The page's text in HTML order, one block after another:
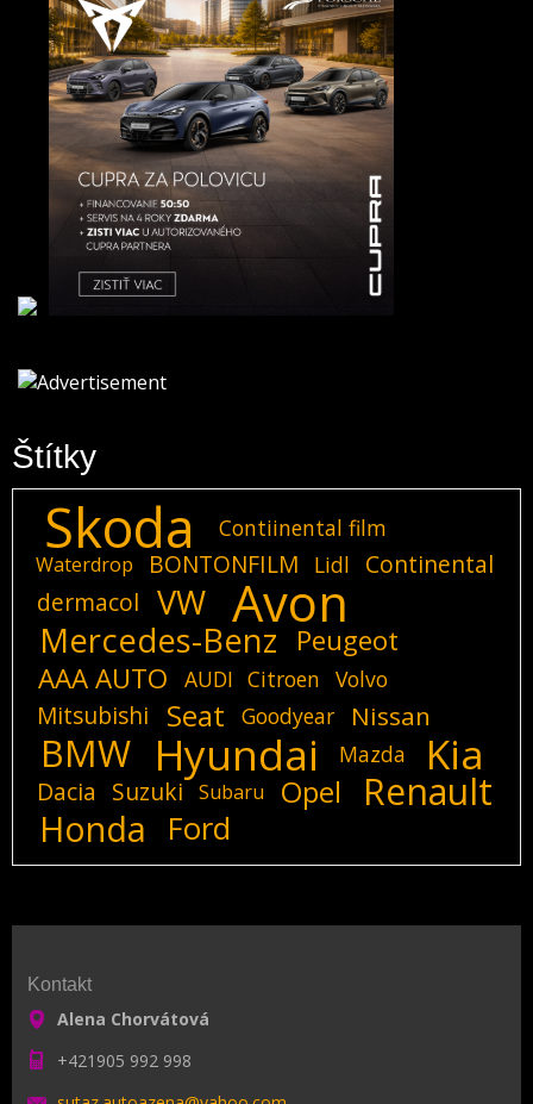
Štítky
Skoda Contiinental film
Waterdrop BONTONFILM Lidl
Continental
dermacol
VW Avon
Mercedes-Benz
Peugeot
AAA AUTO
AUDI Citroen Volvo
Mitsubishi Seat Goodyear Nissan
BMW Hyundai Mazda Kia
Dacia Suzuki Subaru Opel Renault
Honda Ford
Kontakt
Alena Chorvátová
+421905 992 998